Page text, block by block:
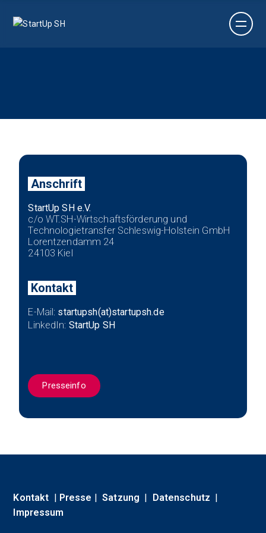
Anschrift
StartUp SH e.V.
c/o WT.SH-Wirtschaftsförderung und
Technologietransfer Schleswig-Holstein GmbH
Lorentzendamm 24
24103 Kiel
Kontakt
E-Mail: startupsh(at)startupsh.de
LinkedIn: StartUp SH
Presseinfo
Kontakt | Presse |Satzung | Datenschutz |
Impressum